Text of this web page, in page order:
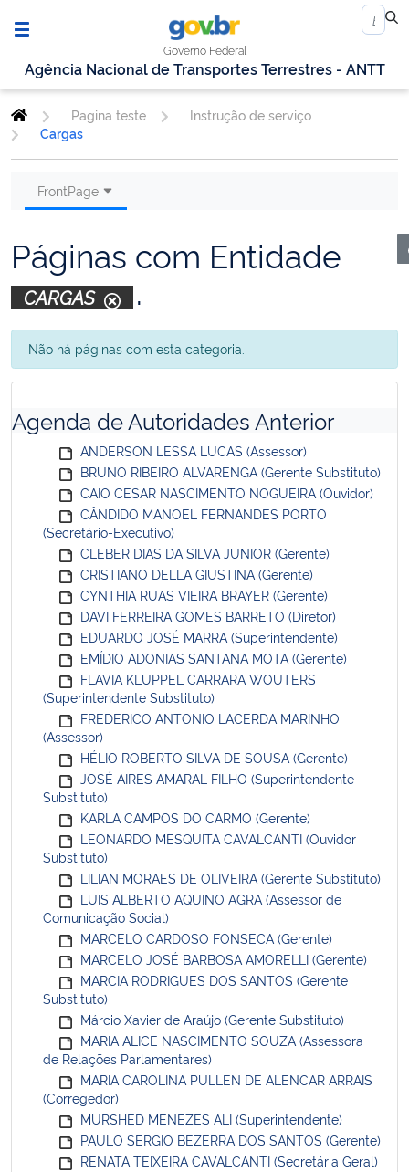
Governo Federal
Agência Nacional de Transportes Terrestres - ANTT
Pagina teste
Instrução de serviço
Cargas
FrontPage
Páginas com Entidade
CARGAS .
Não há páginas com esta categoria.
Agenda de Autoridades Anterior
ANDERSON LESSA LUCAS (Assessor)
BRUNO RIBEIRO ALVARENGA (Gerente Substituto)
CAIO CESAR NASCIMENTO NOGUEIRA (Ouvidor)
CÂNDIDO MANOEL FERNANDES PORTO
(Secretário-Executivo)
CLEBER DIAS DA SILVA JUNIOR (Gerente)
CRISTIANO DELLA GIUSTINA (Gerente)
CYNTHIA RUAS VIEIRA BRAYER (Gerente)
DAVI FERREIRA GOMES BARRETO (Diretor)
EDUARDO JOSÉ MARRA (Superintendente)
EMÍDIO ADONIAS SANTANA MOTA (Gerente)
FLAVIA KLUPPEL CARRARA WOUTERS
(Superintendente Substituto)
FREDERICO ANTONIO LACERDA MARINHO
(Assessor)
HÉLIO ROBERTO SILVA DE SOUSA (Gerente)
JOSÉ AIRES AMARAL FILHO (Superintendente
Substituto)
KARLA CAMPOS DO CARMO (Gerente)
LEONARDO MESQUITA CAVALCANTI (Ouvidor
Substituto)
LILIAN MORAES DE OLIVEIRA (Gerente Substituto)
LUIS ALBERTO AQUINO AGRA (Assessor de
Comunicação Social)
MARCELO CARDOSO FONSECA (Gerente)
MARCELO JOSÉ BARBOSA AMORELLI (Gerente)
MARCIA RODRIGUES DOS SANTOS (Gerente
Substituto)
Márcio Xavier de Araújo (Gerente Substituto)
MARIA ALICE NASCIMENTO SOUZA (Assessora
de Relações Parlamentares)
MARIA CAROLINA PULLEN DE ALENCAR ARRAIS
(Corregedor)
MURSHED MENEZES ALI (Superintendente)
PAULO SERGIO BEZERRA DOS SANTOS (Gerente)
RENATA TEIXEIRA CAVALCANTI (Secretária Geral)